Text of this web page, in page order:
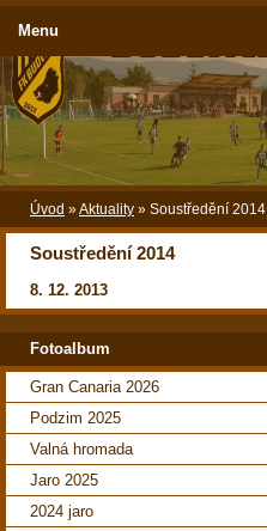
Úvod »Aktuality » Soustředění 2014
Soustředění 2014
8. 12. 2013
Menu
Fotoalbum
Gran Canaria 2026
Podzim 2025
Valná hromada
Jaro 2025
2024 jaro